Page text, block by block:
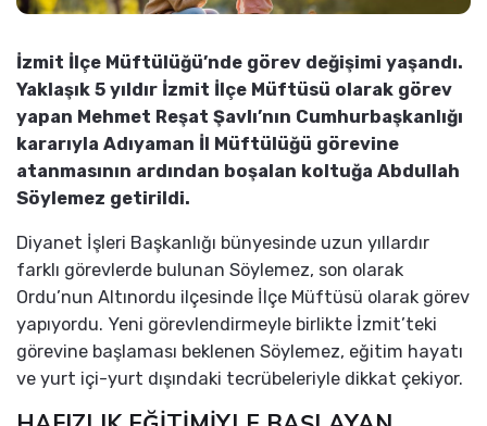
İzmit İlçe Müftülüğü’nde görev değişimi yaşandı.
Yaklaşık 5 yıldır İzmit İlçe Müftüsü olarak görev
yapan Mehmet Reşat Şavlı’nın Cumhurbaşkanlığı
kararıyla Adıyaman İl Müftülüğü görevine
atanmasının ardından boşalan koltuğa Abdullah
Söylemez getirildi.
Diyanet İşleri Başkanlığı bünyesinde uzun yıllardır
farklı görevlerde bulunan Söylemez, son olarak
Ordu’nun Altınordu ilçesinde İlçe Müftüsü olarak görev
yapıyordu. Yeni görevlendirmeyle birlikte İzmit’teki
görevine başlaması beklenen Söylemez, eğitim hayatı
ve yurt içi-yurt dışındaki tecrübeleriyle dikkat çekiyor.